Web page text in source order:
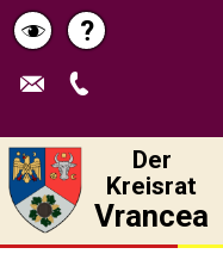
Schimbă
contrastul
Pagina
de
?
Der
Kreisrat
Vrancea